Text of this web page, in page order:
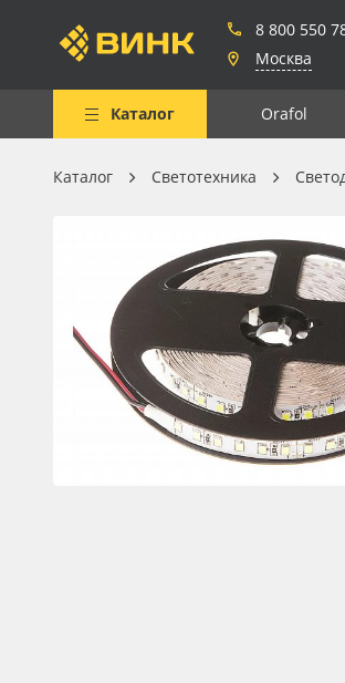
8 800 550
Москва
Каталог Orafol
Весь каталог
Рулонные материалы
Самоклеящиеся плёнки
Листовые материалы
Чернила
Клей, скотчи и крепёж
Мобильные конструкции и
POS-материалы
Каталог Светотехника